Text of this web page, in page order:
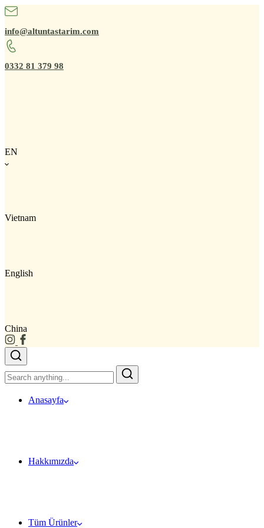
info@altuntastarim.com
0332 81 379 98
EN
Vietnam
English
China
Anasayfa
Hakkımızda
Tüm Ürünler